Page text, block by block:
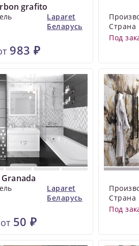
grafito
Laparet
Беларусь
983 ₽
Страна
Под
Granada
Laparet
Беларусь
от 50 ₽
Страна
Под